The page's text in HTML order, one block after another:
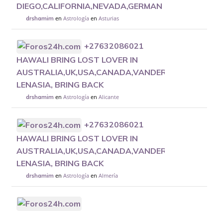
DIEGO,CALIFORNIA,NEVADA,GERMAN
drshamim enAstrología enAsturias
+27632086021
HAWALI BRING LOST LOVER IN
AUSTRALIA,UK,USA,CANADA,VANDERBIJLPARK,
LENASIA, BRING BACK
drshamim enAstrología enAlicante
+27632086021
HAWALI BRING LOST LOVER IN
AUSTRALIA,UK,USA,CANADA,VANDERBIJLPARK,
LENASIA, BRING BACK
drshamim enAstrología enAlmería